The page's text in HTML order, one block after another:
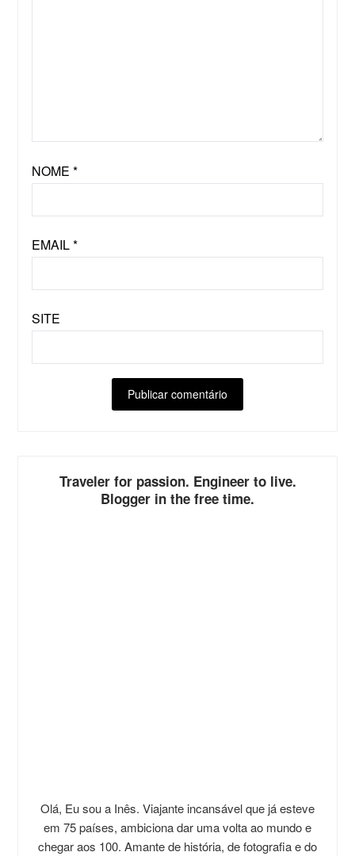
NOME *
EMAIL*
SITE
Traveler for passion. Engineer to live.
Blogger in the free time.
Olá, Eu sou a Inês. Viajante incansável que já esteve
em 75 países, ambiciona dar uma volta ao mundo e
chegar aos 100. Amante de história, de fotografia e do